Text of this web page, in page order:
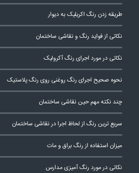
طریقه زدن رنگ اکریلیک به دیوار
نکاتی از فواید رنگ و نقاشی ساختمان
نکاتی در مورد اجرای رنگ آکرولیک
نحوه صحیح اجرای رنگ روغنی روی رنگ پلاستیک
چند نکته مهم حین نقاشی ساختمان
سریع ترین رنگ از لحاظ اجرا در نقاشی ساختمان
میزان استفاده از رنگ براق و مات
نکاتی در مورد رنگ آمیزی مدارس